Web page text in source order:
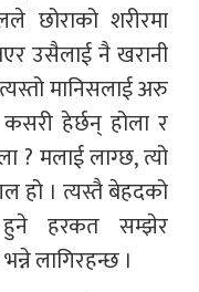
छोराको शरीरमा
उसैलाई नै खरानी
मानिसलाई अरु
हेर्छन् होला र
? मलाई लाग्छ, त्यो
हो । त्यस्तै बेहदको
हुने हरकत सम्झेर
लागिरहन्छ ।